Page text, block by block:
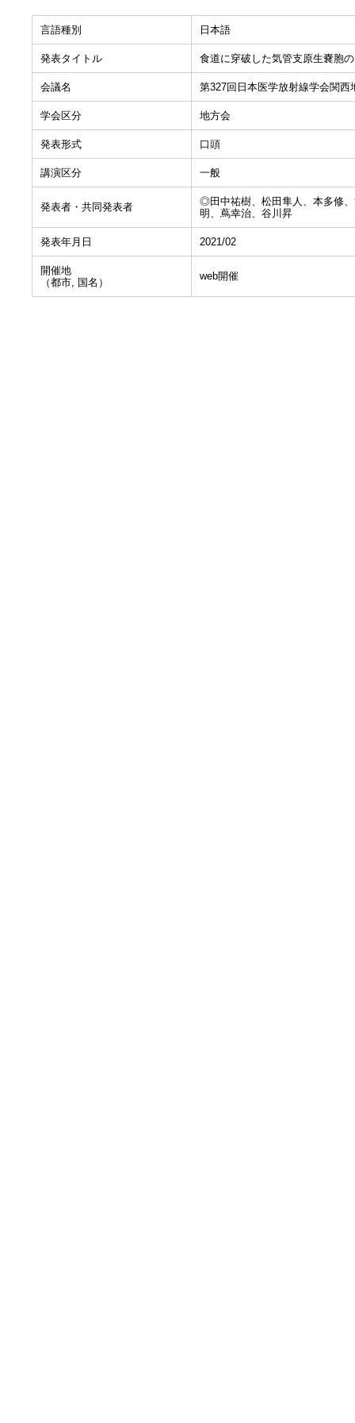
言語種別 日本語
発表タイトル 食道に穿破した気管支原生嚢胞
会議名 第327回日本医学放射線学会関西
学会区分 地方会
発表形式 口頭
講演区分 一般
発表者・共同発表者
◎田中祐樹、松田隼人、本多修
明、蔦幸治、谷川昇
発表年月日 2021/02
開催地
（都市, 国名）
web開催